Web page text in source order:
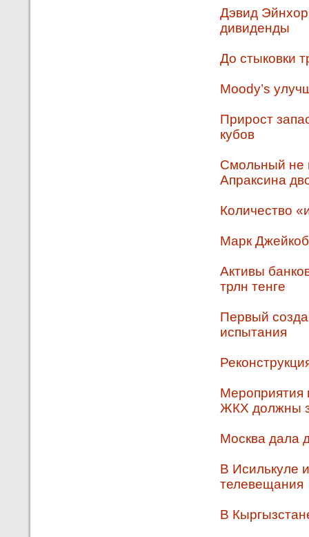
Дэвид
дивиденды
До стыковки
Moody’s
Прирост
кубов
Смольный не
Апраксина
Количество
Марк
Активы
трлн тенге
Первый
испытания
Мероприятия
ЖКХ должны
Москва дала
В Исилькуле
телевещания
В